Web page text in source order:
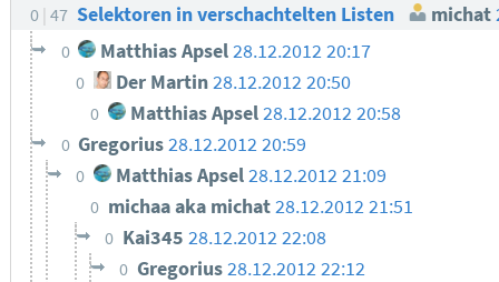
0 47 Selektoren in verschachtelten Listen michat
0 Matthias Apsel28.12.2012 20:17
0 Der Martin 28.12.2012 20:50
0 Matthias Apsel28.12.2012 20:58
0 Gregorius28.12.2012 20:59
0 Matthias Apsel 28.12.2012 21:09
0 michaa aka michat28.12.2012 21:51
0 Kai34528.12.2012 22:08
0 Gregorius28.12.2012 22:12